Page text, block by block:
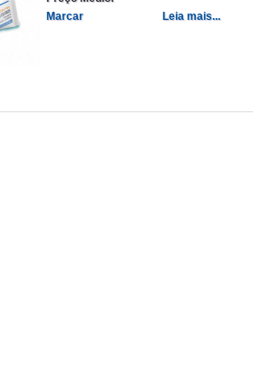
Marcar
Leia mais...